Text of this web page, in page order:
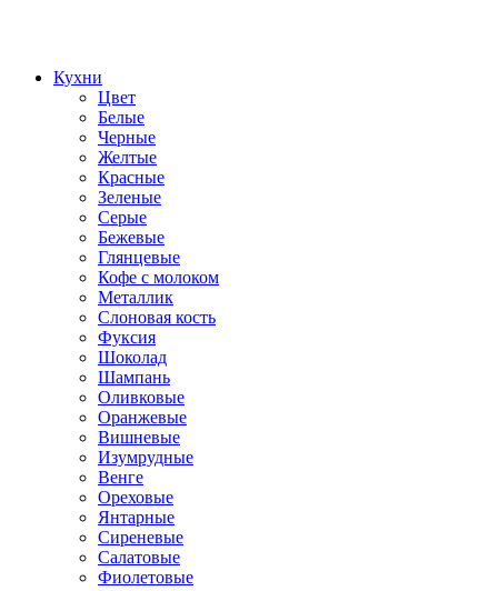
Кухни
Цвет
Белые
Черные
Желтые
Красные
Зеленые
Серые
Бежевые
Глянцевые
Кофе с молоком
Металлик
Слоновая кость
Фуксия
Шоколад
Шампань
Оливковые
Оранжевые
Вишневые
Изумрудные
Венге
Ореховые
Янтарные
Сиреневые
Салатовые
Фиолетовые